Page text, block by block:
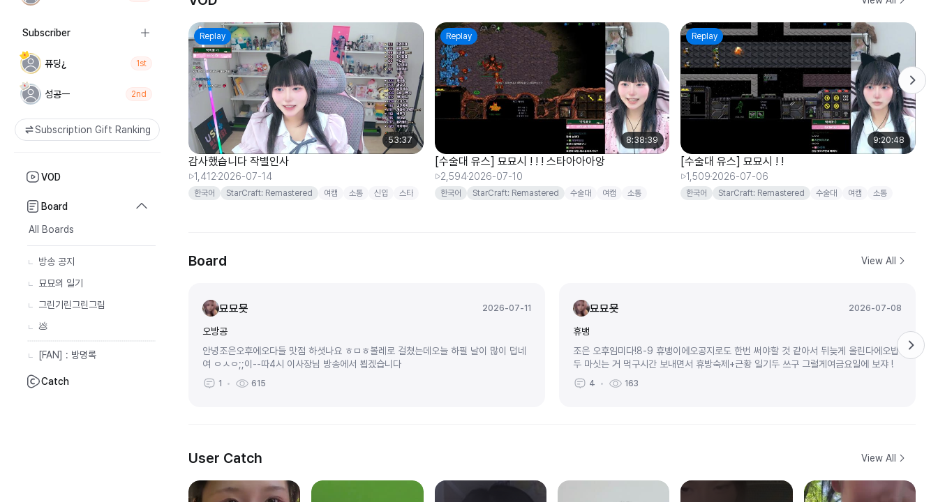
Subscriber
퓨딩¿ 1st
성공ㅡ 2nd
Subscription Gift Ranking
VOD
Board
All Boards
방송 공지
묘묘의 일기
그린기린그린그림
💩
[FAN] : 방명록
Catch
Replay
53:37
감사했습니다 작별인사
1,4122026-07-14
한국어 StarCraft: Remastered 여캠 소통 신입
스타
Replay
8:38:39
[수술대 유스] 묘묘시 ! ! ! 스타아아아앙
2,5942026-07-10
한국어 StarCraft: Remastered 수술대 여캠
소통
Replay
9:20:48
[수술대 유스] 묘묘시 ! !
1,5092026-07-06
한국어 StarCraft: Remastered 수술대 여캠
소통
Board View All
묘묘묫 2026-07-11
오방공
안녕조은오후에오다들 맛점 하셧나요 ㅎㅁㅎ볼레로 걸쳤는데오늘 하필 날이 많이 덥네
여 ㅇㅅㅇ;;이--따4시 이사장님 방송에서 뵙겠습니다
1 615
묘묘묫 2026-07-08
휴뱅
조은 오후임미다!8-9 휴뱅이에오공지로도 한번 써야할 것 같아서 뒤늦게 올린다에오밥
두 마싯는 거 먹구시간 보내면서 휴방숙제+근황 일기두 쓰구 그럴게여금요일에 보쟈 !
4 163
User Catch View All